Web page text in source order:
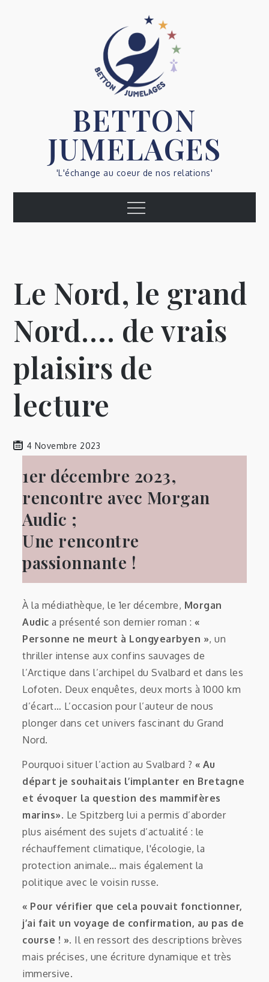
BETTON
JUMELAGES
'L'échange au coeur de nos relations'
Menu
Le Nord, le grand
Nord…. de vrais
plaisirs de
lecture
4 Novembre 2023
1er décembre 2023,
rencontre avec Morgan
Audic ;
Une rencontre
passionnante !
À la médiathèque, le 1er décembre, Morgan
Audic a présenté son dernier roman : «
Personne ne meurt à Longyearbyen », un
thriller intense aux confins sauvages de
l’Arctique dans l’archipel du Svalbard et dans les
Lofoten. Deux enquêtes, deux morts à 1000 km
d’écart… L’occasion pour l’auteur de nous
plonger dans cet univers fascinant du Grand
Nord.
Pourquoi situer l’action au Svalbard ? « Au
départ je souhaitais l’implanter en Bretagne
et évoquer la question des mammifères
marins». Le Spitzberg lui a permis d’aborder
plus aisément des sujets d’actualité : le
réchauffement climatique, l'écologie, la
protection animale… mais également la
politique avec le voisin russe.
« Pour vérifier que cela pouvait fonctionner,
j’ai fait un voyage de confirmation, au pas de
course ! ». Il en ressort des descriptions brèves
mais précises, une écriture dynamique et très
immersive.